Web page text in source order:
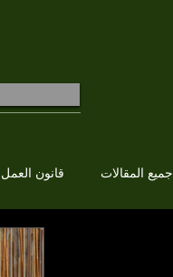
جميع المقالات قانون العمل